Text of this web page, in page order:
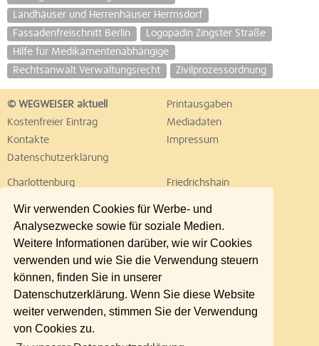
Wir verwenden Cookies für Werbe- und
Analysezwecke sowie für soziale Medien.
Weitere Informationen darüber, wie wir Cookies
verwenden und wie Sie die Verwendung steuern
können, finden Sie in unserer
Datenschutzerklärung. Wenn Sie diese Website
weiter verwenden, stimmen Sie der Verwendung
von Cookies zu.
Landhäuser und Herrenhäuser Hermsdorf
Fassadenfreischnitt Berlin
Logopädin Zingster Straße
Hilfe für Medikamentenabhängige
Rechtsanwalt Verwaltungsrecht
Zivilprozessordnung
© WEGWEISER aktuell
Printausgaben
Kostenfreier Eintrag
Mediadaten
Kontakte
Impressum
Datenschutzerklärung
Charlottenburg
Friedrichshain
Lichtenberg
Marzahn
Neukölln
Pankow
Reinickendorf
Schöneberg
Spandau
Steglitz
Tempelhof
Treptow
Umland Ost